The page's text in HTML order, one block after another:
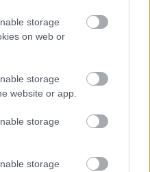
storage
on web or
storage
website or app.
storage
storage